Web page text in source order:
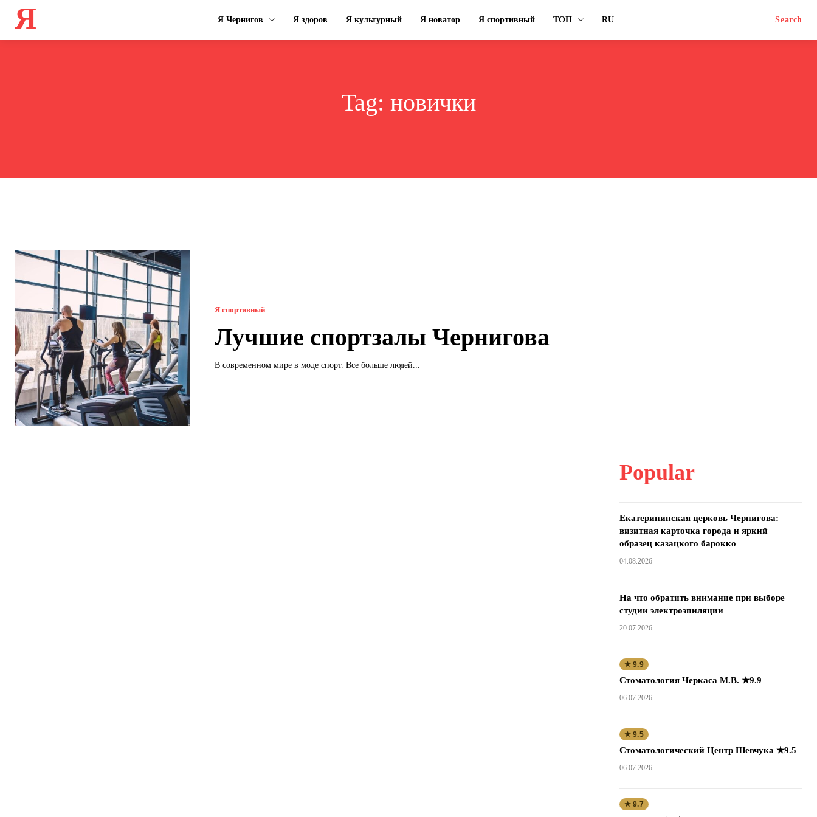
Я Я Чернигов Я здоров Я культурный Я новатор Я спортивный ТОП RU Search
Tag: новички
Я спортивный
Лучшие спортзалы Чернигова
В современном мире в моде спорт. Все больше людей...
Popular
Екатерининская церковь Чернигова:
визитная карточка города и яркий
образец казацкого барокко
04.08.2026
На что обратить внимание при выборе
студии электроэпиляции
20.07.2026
★ 9.9
Стоматология Черкаса М.В. ★9.9
06.07.2026
★ 9.5
Стоматологический Центр Шевчука ★9.5
06.07.2026
★ 9.7